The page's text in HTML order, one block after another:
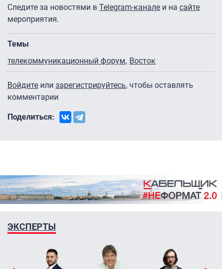
Следите за новостями в Telegram-канале и на сайте
мероприятия.
Темы
телекоммуникационный форум Восток
Войдите или зарегистрируйтесь, чтобы оставлять
комментарии
Поделиться:
ЭКСПЕРТЫ